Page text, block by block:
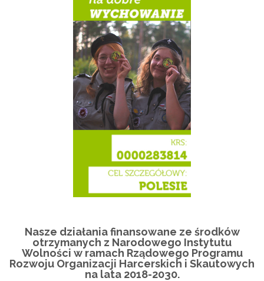
Nasze działania finansowane ze środków
otrzymanych z Narodowego Instytutu
Wolności w ramach Rządowego Programu
Rozwoju Organizacji Harcerskich i Skautowych
na lata 2018-2030.